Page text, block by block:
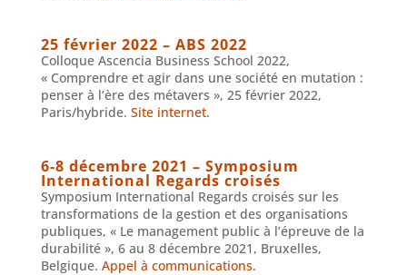
25 février 2022 – ABS 2022
Colloque Ascencia Business School 2022,
« Comprendre et agir dans une société en mutation :
penser à l’ère des métavers », 25 février 2022,
Paris/hybride. Site internet.
6-8 décembre 2021 – Symposium
International Regards croisés
Symposium International Regards croisés sur les
transformations de la gestion et des organisations
publiques, « Le management public à l’épreuve de la
durabilité », 6 au 8 décembre 2021, Bruxelles,
Belgique. Appel à communications.